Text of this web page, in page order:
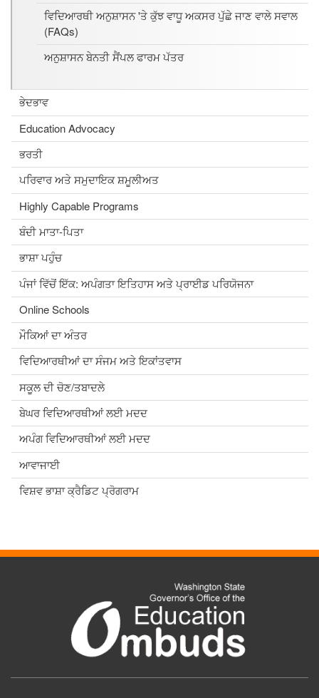
ਵਿਦਿਆਰਥੀ ਅਨੁਸ਼ਾਸਨ 'ਤੇ ਕੁੱਝ ਵਾਧੂ ਅਕਸਰ ਪੁੱਛੇ ਜਾਣ ਵਾਲੇ ਸਵਾਲ
(FAQs)
ਅਨੁਸ਼ਾਸਨ ਬੇਨਤੀ ਸੈਂਪਲ ਫਾਰਮ ਪੱਤਰ
ਭੇਦਭਾਵ
Education Advocacy
ਭਰਤੀ
ਪਰਿਵਾਰ ਅਤੇ ਸਮੁਦਾਇਕ ਸ਼ਮੂਲੀਅਤ
Highly Capable Programs
ਬੰਦੀ ਮਾਤਾ-ਪਿਤਾ
ਭਾਸ਼ਾ ਪਹੁੰਚ
ਪੰਜਾਂ ਵਿੱਚੋਂ ਇੱਕ: ਅਪੰਗਤਾ ਇਤਿਹਾਸ ਅਤੇ ਪ੍ਰਾਈਡ ਪਰਿਯੋਜਨਾ
Online Schools
ਮੌਕਿਆਂ ਦਾ ਅੰਤਰ
ਵਿਦਿਆਰਥੀਆਂ ਦਾ ਸੰਜਮ ਅਤੇ ਇਕਾਂਤਵਾਸ
ਸਕੂਲ ਦੀ ਚੋਣ/ਤਬਾਦਲੇ
ਬੇਘਰ ਵਿਦਿਆਰਥੀਆਂ ਲਈ ਮਦਦ
ਅਪੰਗ ਵਿਦਿਆਰਥੀਆਂ ਲਈ ਮਦਦ
ਆਵਾਜਾਈ
ਵਿਸ਼ਵ ਭਾਸ਼ਾ ਕ੍ਰੈਡਿਟ ਪ੍ਰੋਗਰਾਮ